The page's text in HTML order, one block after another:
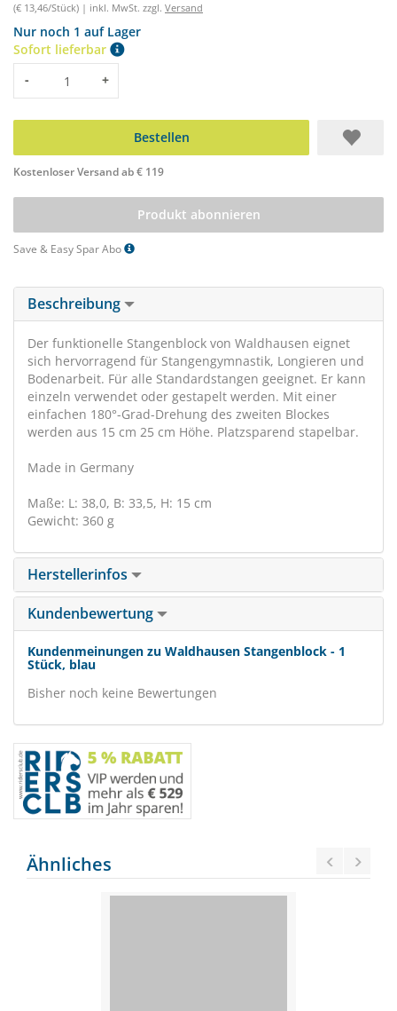
(€ 13,46/Stück) | inkl. MwSt. zzgl. Versand
Nur noch 1 auf Lager
Sofort lieferbar
Menge
- +
Bestellen
Kostenloser Versand ab € 119
Produkt abonnieren
Save & Easy Spar Abo
Beschreibung
Der funktionelle Stangenblock von Waldhausen eignet
sich hervorragend für Stangengymnastik, Longieren und
Bodenarbeit. Für alle Standardstangen geeignet. Er kann
einzeln verwendet oder gestapelt werden. Mit einer
einfachen 180°-Grad-Drehung des zweiten Blockes
werden aus 15 cm 25 cm Höhe. Platzsparend stapelbar.
Made in Germany
Maße: L: 38,0, B: 33,5, H: 15 cm
Gewicht: 360 g
Herstellerinfos
Kundenbewertung
Kundenmeinungen zu Waldhausen Stangenblock - 1
Stück, blau
Bisher noch keine Bewertungen
Ähnliches